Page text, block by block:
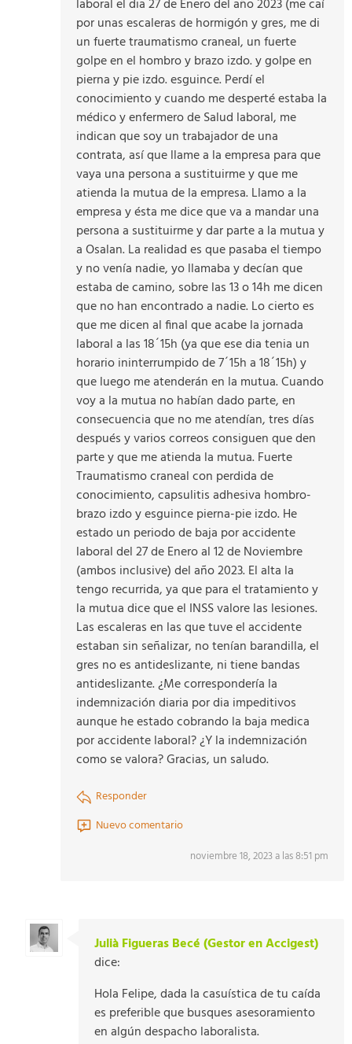
laboral el dia 27 de Enero del año 2023 (me caí
por unas escaleras de hormigón y gres, me di
un fuerte traumatismo craneal, un fuerte
golpe en el hombro y brazo izdo. y golpe en
pierna y pie izdo. esguince. Perdí el
conocimiento y cuando me desperté estaba la
médico y enfermero de Salud laboral, me
indican que soy un trabajador de una
contrata, así que llame a la empresa para que
vaya una persona a sustituirme y que me
atienda la mutua de la empresa. Llamo a la
empresa y ésta me dice que va a mandar una
persona a sustituirme y dar parte a la mutua y
a Osalan. La realidad es que pasaba el tiempo
y no venía nadie, yo llamaba y decían que
estaba de camino, sobre las 13 o 14h me dicen
que no han encontrado a nadie. Lo cierto es
que me dicen al final que acabe la jornada
laboral a las 18´15h (ya que ese dia tenia un
horario ininterrumpido de 7´15h a 18´15h) y
que luego me atenderán en la mutua. Cuando
voy a la mutua no habían dado parte, en
consecuencia que no me atendían, tres días
después y varios correos consiguen que den
parte y que me atienda la mutua. Fuerte
Traumatismo craneal con perdida de
conocimiento, capsulitis adhesiva hombro-
brazo izdo y esguince pierna-pie izdo. He
estado un periodo de baja por accidente
laboral del 27 de Enero al 12 de Noviembre
(ambos inclusive) del año 2023. El alta la
tengo recurrida, ya que para el tratamiento y
la mutua dice que el INSS valore las lesiones.
Las escaleras en las que tuve el accidente
estaban sin señalizar, no tenían barandilla, el
gres no es antideslizante, ni tiene bandas
antideslizante. ¿Me correspondería la
indemnización diaria por dia impeditivos
aunque he estado cobrando la baja medica
por accidente laboral? ¿Y la indemnización
como se valora? Gracias, un saludo.
Responder
Nuevo comentario
noviembre 18, 2023 a las 8:51 pm
Julià Figueras Becé (Gestor en Accigest)
dice:
Hola Felipe, dada la casuística de tu caída
es preferible que busques asesoramiento
en algún despacho laboralista.